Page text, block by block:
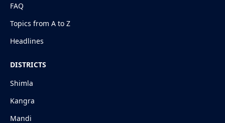
FAQ
Topics from A to Z
Headlines
DISTRICTS
Shimla
Kangra
Mandi